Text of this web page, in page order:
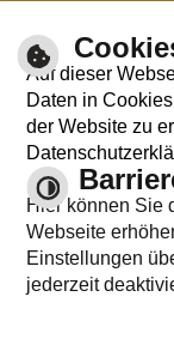
Mo
08:30 –
Di
08:30 –
Mi
08:30 –
Do
08:30 –
Fr
08:30 –
Aktuelles
Seite drucken
Auf dieser
Daten in
der Website zu
Hier können Sie
Webseite
Einstellungen
jederzeit